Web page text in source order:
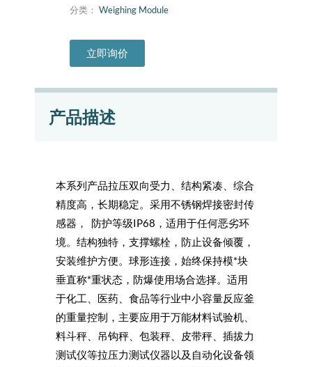
分类： Weighing Module
立即询价
产品描述
本系列产品拉压双向受力、结构紧凑、综合
精度高，长期稳定。采用不锈钢焊接密封传
感器， 防护等级IP68，适用于任何恶劣环
境。结构独特，支撑螺栓，防止设备倾覆，
安装维护方便。球形连接，始终保持模*块
垂直称*重状态，防爆使用场合选择。适用
于化工、医药、食品等行业中小容量反应釜
的重量控制，主要应用于万能材料试验机、
料斗秤、吊钩秤、包装秤、皮带秤、插拔力
测试仪等拉压力测试仪器以及自动化设备领